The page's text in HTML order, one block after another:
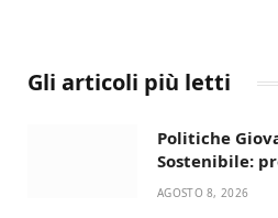
Gli articoli più letti
Politiche
Sostenibile:
universitari
AGOSTO 8, 2026